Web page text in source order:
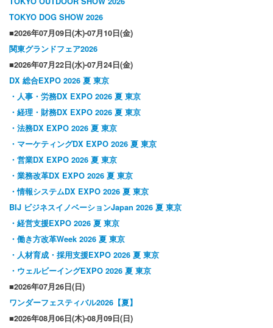
TOKYO DOG SHOW 2026
■2026年07月09日(木)-07月10日(金)
関東グランドフェア2026
■2026年07月22日(水)-07月24日(金)
DX 総合EXPO 2026 夏 東京
・人事・労務DX EXPO 2026 夏 東京
・経理・財務DX EXPO 2026 夏 東京
・法務DX EXPO 2026 夏 東京
・マーケティングDX EXPO 2026 夏 東京
・営業DX EXPO 2026 夏 東京
・業務改革DX EXPO 2026 夏 東京
・情報システムDX EXPO 2026 夏 東京
BIJ ビジネスイノベーションJapan 2026 夏 東京
・経営支援EXPO 2026 夏 東京
・働き方改革Week 2026 夏 東京
・人材育成・採用支援EXPO 2026 夏 東京
・ウェルビーイングEXPO 2026 夏 東京
■2026年07月26日(日)
ワンダーフェスティバル2026 【夏】
■2026年08月06日(木)-08月09日(日)